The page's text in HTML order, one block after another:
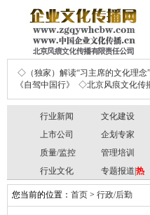
◇（独家）解读“习主席的文化理念
《自驾中国行》
◇北京风痕文化传
行业新闻 文化建设
上市公司
企划专家
质量/监控
管理培训
行业文化
专题报道| 热
您当前的位置： 首页 > 行政/后勤